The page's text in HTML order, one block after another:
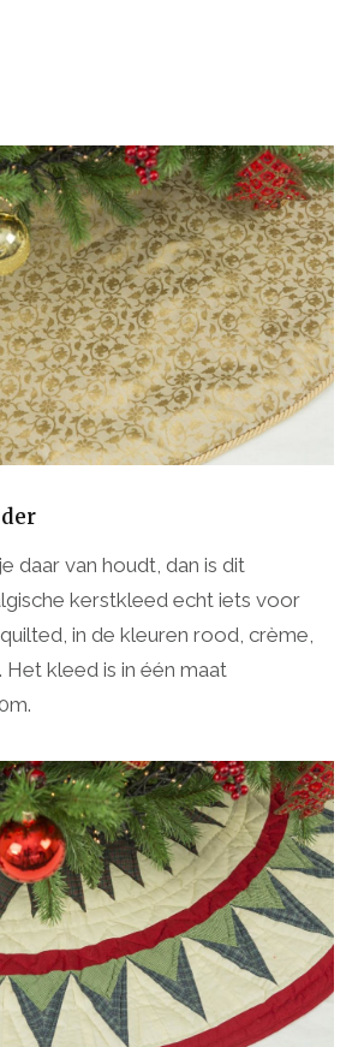
daar van houdt, dan is dit
kerstkleed echt iets voor
in de kleuren rood, crème,
kleed is in één maat